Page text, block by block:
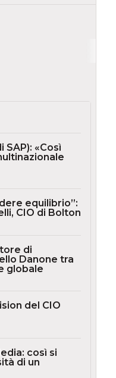
SAP): «Così
equilibrio”:
CIO di Bolton
di
Danone tra
globale
del CIO
così si
di un